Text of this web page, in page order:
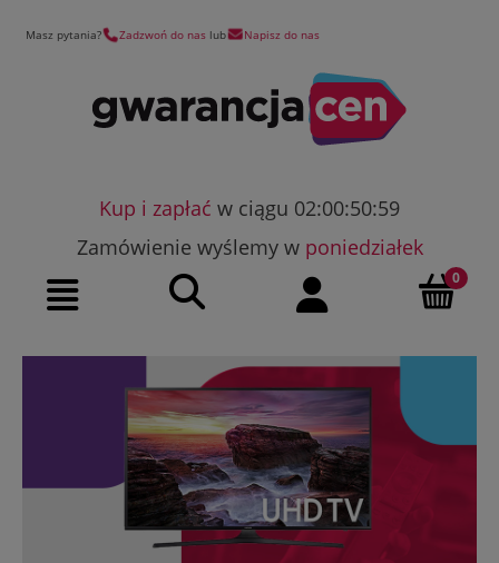
Masz pytania? Zadzwoń do nas lub Napisz do nas
Kup i zapłać w ciągu 02:00:50:58
Zamówienie wyślemy w poniedziałek